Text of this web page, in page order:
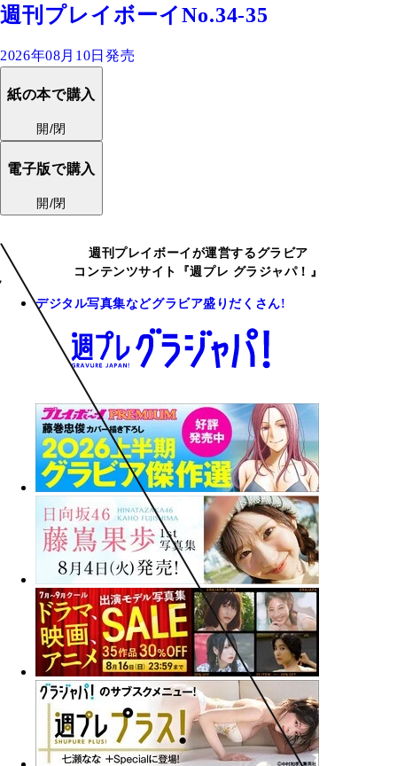
週刊プレイボーイNo.34-35
2026年08月10日発売
紙の本で購入
開/閉
電子版で購入
開/閉
週刊プレイボーイが運営するグラビア
コンテンツサイト『週プレ グラジャパ！』
デジタル写真集などグラビア盛りだくさん!